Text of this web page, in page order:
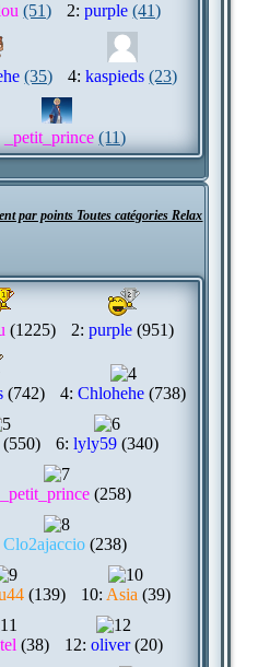
(51) 2:purple (41)
(35) 4:kaspieds (23)
_petit_prince (11)
par points Toutes catégories Relax
(1225) 2:purple (951)
(742) 4:Chlohehe (738)
(550) 6: lyly59(340)
_petit_prince(258)
Clo2ajaccio (238)
(139) 10: Asia (39)
(38) 12: oliver(20)